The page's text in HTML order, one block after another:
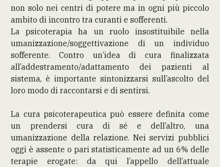
non solo nei centri di potere ma in ogni più piccolo
ambito di incontro tra curanti e sofferenti.
La psicoterapia ha un ruolo insostituibile nella
umanizzazione/soggettivazione di un individuo
sofferente. Contro un’idea di cura finalizzata
all’addestramento/adattamento dei pazienti al
sistema, è importante sintonizzarsi sull’ascolto del
loro modo di raccontarsi e di sentirsi.
La cura psicoterapeutica può essere definita come
un prendersi cura di sé e dell’altro, una
umanizzazione della relazione. Nei servizi pubblici
oggi è assente o pari statisticamente ad un 6% delle
terapie erogate: da qui l’appello dell’attuale